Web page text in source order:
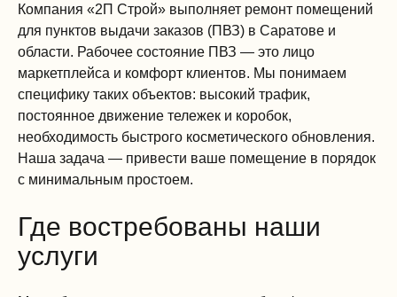
Компания «2П Строй» выполняет ремонт помещений
для пунктов выдачи заказов (ПВЗ) в Саратове и
области. Рабочее состояние ПВЗ — это лицо
маркетплейса и комфорт клиентов. Мы понимаем
специфику таких объектов: высокий трафик,
постоянное движение тележек и коробок,
необходимость быстрого косметического обновления.
Наша задача — привести ваше помещение в порядок
с минимальным простоем.
Где востребованы наши
услуги